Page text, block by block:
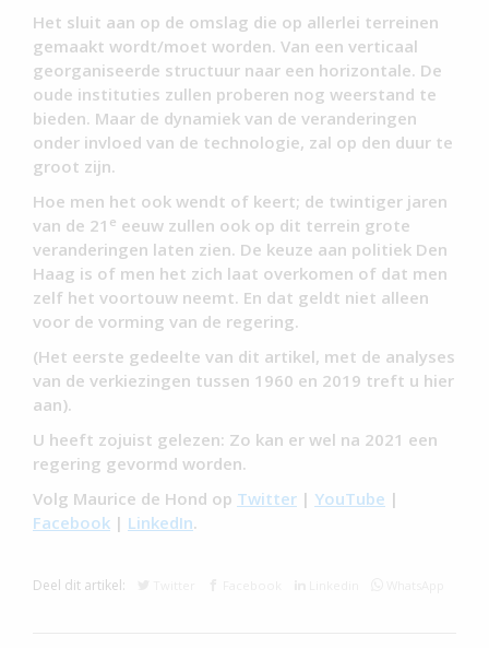
Het sluit aan op de omslag die op allerlei terreinen
gemaakt wordt/moet worden. Van een verticaal
georganiseerde structuur naar een horizontale. De
oude instituties zullen proberen nog weerstand te
bieden. Maar de dynamiek van de veranderingen
onder invloed van de technologie, zal op den duur te
groot zijn.
Hoe men het ook wendt of keert; de twintiger jaren
van de 21 e eeuw zullen ook op dit terrein grote
veranderingen laten zien. De keuze aan politiek Den
Haag is of men het zich laat overkomen of dat men
zelf het voortouw neemt. En dat geldt niet alleen
voor de vorming van de regering.
(Het eerste gedeelte van dit artikel, met de analyses
van de verkiezingen tussen 1960 en 2019 treft u hier
aan).
U heeft zojuist gelezen: Zo kan er wel na 2021 een
regering gevormd worden.
Volg Maurice de Hond op Twitter | YouTube |
Facebook | LinkedIn.
Deel dit artikel: